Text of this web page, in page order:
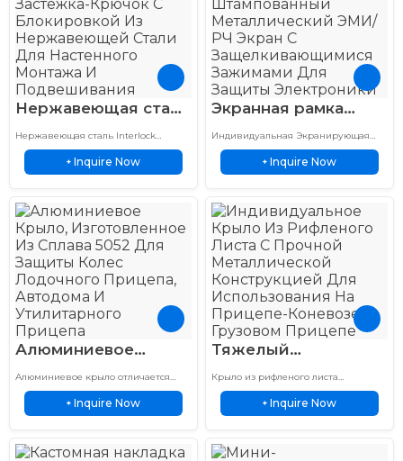
Нержавеющая сталь
Замок Подвесная
Пряжка
Прецизионная
Металлоизделия
Нержавеющая сталь Interlock
подвесная пряжка отличается
конструкцией из нержавеющей
стали, длительным сроком службы и
промышленного оборудования.
+ Inquire Now
Экранная рамка
Индивидуальное
металлическое
прецизионное
RF
защелкивающееся
крепление
Индивидуальная Экранирующая
Рамка, Изготовленная Методом
Прецизионной Штамповки Металла
Для Защиты От ЭМИ И РЧ. Снабжена
Надежной…
+ Inquire Now
Алюминиевое
крыло из сплава
5052 для защиты
колесной арки
и автодома
Алюминиевое крыло отличается
легкой алюминиевой конструкцией
и надежной защитой для
автомобилей, грузовиков,
+ Inquire Now
Тяжелый
алюминиевый
грязезащитный
щиток для конного
ромбовидным
Крыло из рифленого листа
отличается прочной алюминиевой
конструкцией, коррозионной
стойкостью и надежной защитой
+ Inquire Now